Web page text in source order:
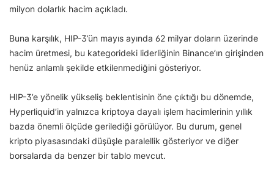
milyon dolarlık hacim açıkladı.
Buna karşılık, HIP-3’ün mayıs ayında 62 milyar doların üzerinde
hacim üretmesi, bu kategorideki liderliğinin Binance’ın girişinden
henüz anlamlı şekilde etkilenmediğini gösteriyor.
HIP-3’e yönelik yükseliş beklentisinin öne çıktığı bu dönemde,
Hyperliquid’in yalnızca kriptoya dayalı işlem hacimlerinin yıllık
bazda önemli ölçüde gerilediği görülüyor. Bu durum, genel
kripto piyasasındaki düşüşle paralellik gösteriyor ve diğer
borsalarda da benzer bir tablo mevcut.